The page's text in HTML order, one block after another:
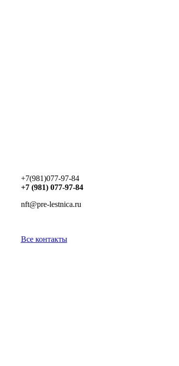
+7(981)077-97-84
+7 (981) 077-97-84
nft@pre-lestnica.ru
Все контакты